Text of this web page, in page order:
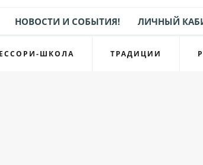
НОВОСТИ И СОБЫТИЯ! ЛИЧНЫЙ
ШКОЛА ТРАДИЦИИ